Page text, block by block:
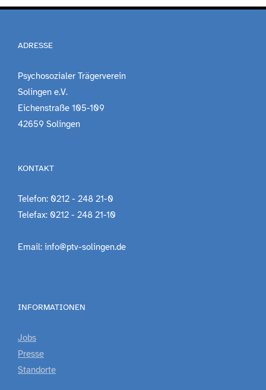
ADRESSE
Psychosozialer Trägerverein
Solingen e.V.
Eichenstraße 105-109
42659 Solingen
KONTAKT
Telefon: 0212 - 248 21-0
Telefax: 0212 - 248 21-10
Email: info@ptv-solingen.de
INFORMATIONEN
Jobs
Presse
Standorte